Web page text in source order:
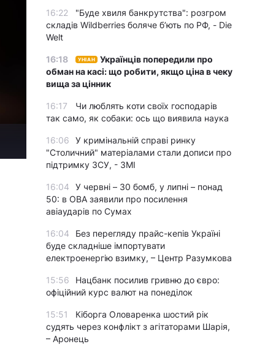
16:22
"Буде хвиля банкрутства": розгром
складів Wildberries боляче бʼють по РФ, - Die
Welt
16:18 УНІАН
Українців попередили про
обман на касі: що робити, якщо ціна в чеку
вища за цінник
16:17
Чи люблять коти своїх господарів
так само, як собаки: ось що виявила наука
16:06
У кримінальній справі ринку
"Столичний" матеріалами стали дописи про
підтримку ЗСУ, - ЗМІ
16:04
У червні – 30 бомб, у липні – понад
50: в ОВА заявили про посилення
авіаударів по Сумах
16:04
Без перегляду прайс-кепів Україні
буде складніше імпортувати
електроенергію взимку, – Центр Разумкова
15:56
Нацбанк посилив гривню до євро:
офіційний курс валют на понеділок
15:51
Кіборга Оловаренка шостий рік
судять через конфлікт з агітаторами Шарія,
– Аронець